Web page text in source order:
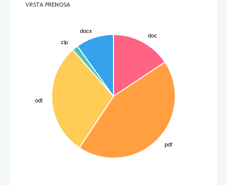
zaradi senc kot obraza, vendar smo lahko skoraj
VRSTA PRENOSA